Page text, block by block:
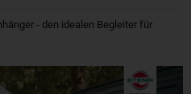
- den idealen Begleiter für